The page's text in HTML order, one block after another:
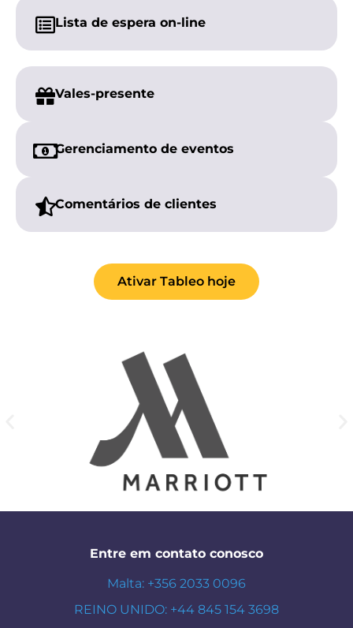
Lista de espera on-line
Vales-presente
Gerenciamento de eventos
Comentários de clientes
Ativar Tableo hoje
Entre em contato conosco
Malta: +356 2033 0096
REINO UNIDO: +44 845 154 3698